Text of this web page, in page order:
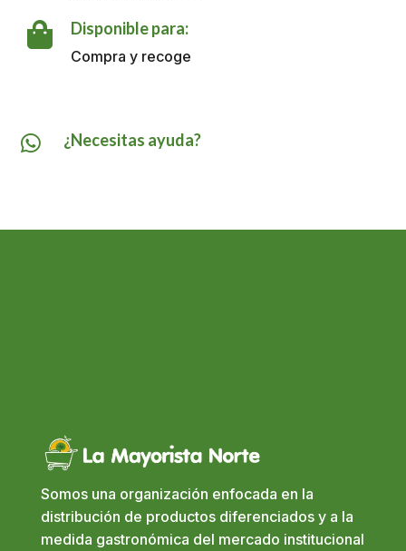
 Disponible para:
Compra y recoge
 ¿Necesitas ayuda?
Somos una organización enfocada en la
distribución de productos diferenciados y a la
medida gastronómica del mercado institucional